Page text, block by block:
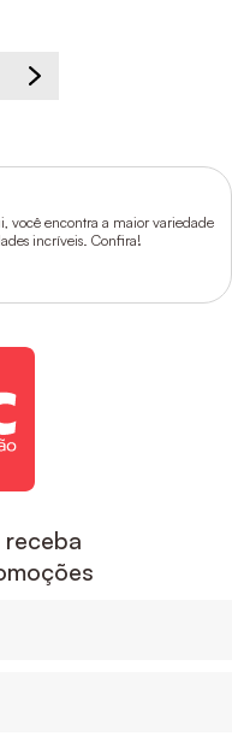
você encontra a maior variedade
incríveis. Confira!